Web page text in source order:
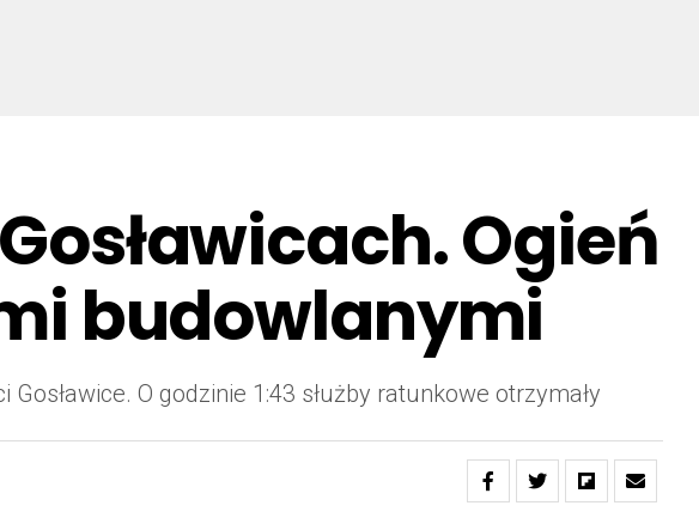
Ogień
budowlanymi
O godzinie 1:43 służby ratunkowe otrzymały